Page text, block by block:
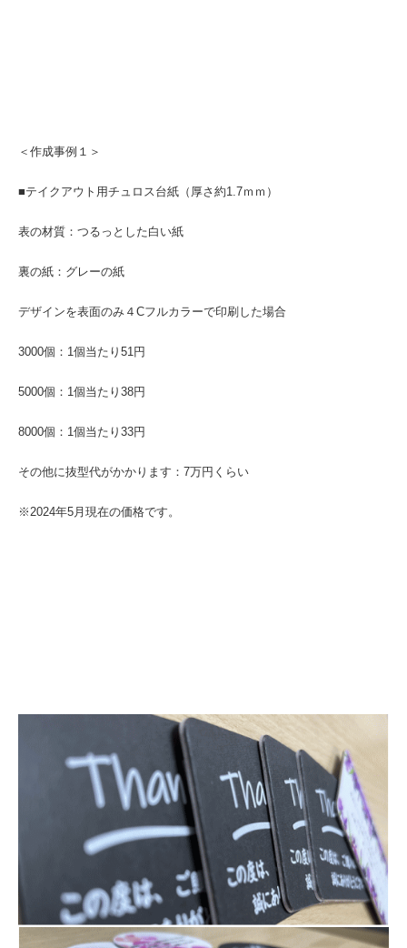
＜作成事例１＞
■テイクアウト用チュロス台紙（厚さ約1.7ｍｍ）
表の材質：つるっとした白い紙
裏の紙：グレーの紙
デザインを表面のみ４Cフルカラーで印刷した場合
3000個：1個当たり51円
5000個：1個当たり38円
8000個：1個当たり33円
その他に抜型代がかかります：7万円くらい
※2024年5月現在の価格です。